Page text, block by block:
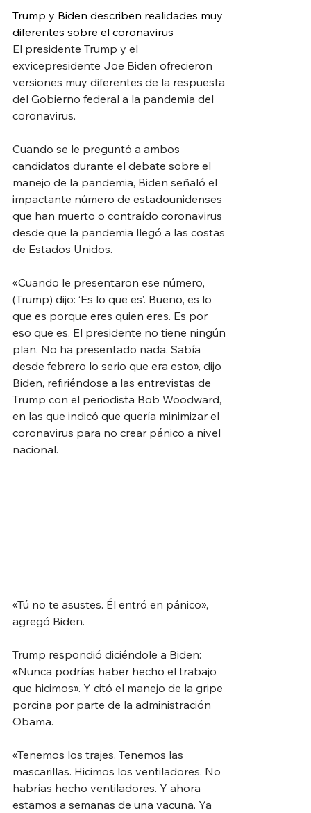
Trump y Biden describen realidades muy
diferentes sobre el coronavirus
El presidente Trump y el
exvicepresidente Joe Biden ofrecieron
versiones muy diferentes de la respuesta
del Gobierno federal a la pandemia del
coronavirus.
Cuando se le preguntó a ambos
candidatos durante el debate sobre el
manejo de la pandemia, Biden señaló el
impactante número de estadounidenses
que han muerto o contraído coronavirus
desde que la pandemia llegó a las costas
de Estados Unidos.
«Cuando le presentaron ese número,
(Trump) dijo: ‘Es lo que es’. Bueno, es lo
que es porque eres quien eres. Es por
eso que es. El presidente no tiene ningún
plan. No ha presentado nada. Sabía
desde febrero lo serio que era esto», dijo
Biden, refiriéndose a las entrevistas de
Trump con el periodista Bob Woodward,
en las que indicó que quería minimizar el
coronavirus para no crear pánico a nivel
nacional.
«Tú no te asustes. Él entró en pánico»,
agregó Biden.
Trump respondió diciéndole a Biden:
«Nunca podrías haber hecho el trabajo
que hicimos». Y citó el manejo de la gripe
porcina por parte de la administración
Obama.
«Tenemos los trajes. Tenemos las
mascarillas. Hicimos los ventiladores. No
habrías hecho ventiladores. Y ahora
estamos a semanas de una vacuna. Ya